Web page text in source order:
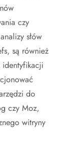
czy
słów
są również
do
czy Moz,
witryny